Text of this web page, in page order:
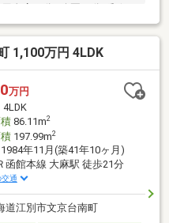
金庫10分■公園10分■郵便
校13分※現状有姿渡しとな
築未登記となっておりま
ことをご了承ください。
ております▼▼＜探し始め
ッとコース(0.5h~)詳しくは
覧ください。
1,100万円 4LDK
万円
4LDK
86.11m2
197.99m2
1984年11月(築41年10ヶ月)
函館本線 大麻駅 徒歩21分
通
道江別市文京台南町